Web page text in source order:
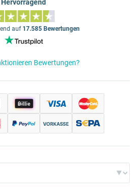
Hervorragend
auf 17.585 Bewertungen
Bewertungen?